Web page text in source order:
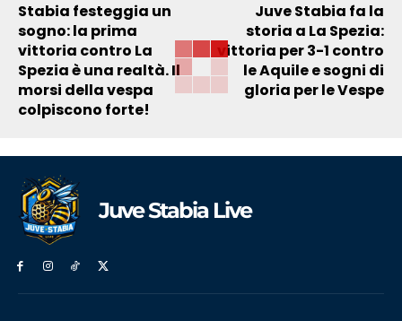
Stabia festeggia un
sogno: la prima
vittoria contro La
Spezia è una realtà. Il
morsi della vespa
colpiscono forte!
Juve Stabia fa la
storia a La Spezia:
vittoria per 3-1 contro
le Aquile e sogni di
gloria per le Vespe
Juve Stabia Live